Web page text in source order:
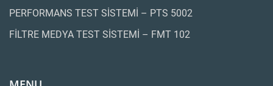
PERFORMANS TEST SİSTEMİ – PTS 5002
FİLTRE MEDYA TEST SİSTEMİ – FMT 102